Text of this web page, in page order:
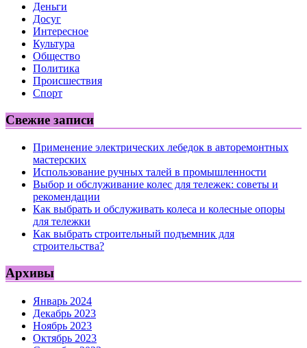
Деньги
Досуг
Интересное
Культура
Общество
Политика
Происшествия
Спорт
Свежие записи
Применение электрических лебедок в авторемонтных
мастерских
Использование ручных талей в промышленности
Выбор и обслуживание колес для тележек: советы и
рекомендации
Как выбрать и обслуживать колеса и колесные опоры
для тележки
Как выбрать строительный подъемник для
строительства?
Архивы
Январь 2024
Декабрь 2023
Ноябрь 2023
Октябрь 2023